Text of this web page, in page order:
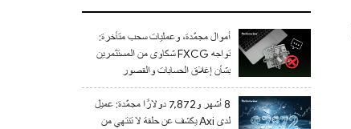
أموال مجمّدة، وعمليات سحب متأخرة:
تواجه FXCG شكاوى من المستثمرين
بشأن إغلاق الحسابات والقصور
التنظيمي
8 أشهر و7,872 دولارًا مجمّدة: عميل
لدى Axi يكشف عن حلقة لا تنتهي من